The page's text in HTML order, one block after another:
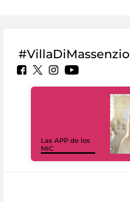
#VillaDiMassenzio
Las APP de los
MiC